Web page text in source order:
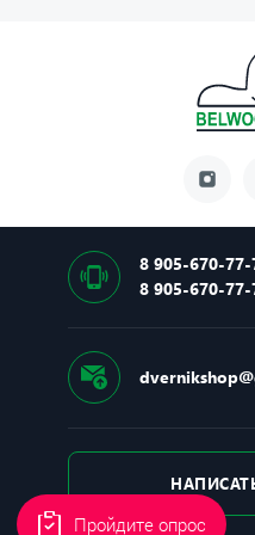
Тип основного замка:
Производитель замка:
Основной механизм:
8 905-670-77-
8 905-670-77-
Пройдите опрос